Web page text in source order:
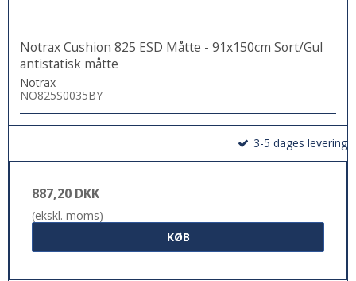
Notrax Cushion 825 ESD Måtte - 91x150cm Sort/Gul
antistatisk måtte
Notrax
NO825S0035BY
3-5 dages levering
887,20 DKK
(ekskl. moms)
KØB